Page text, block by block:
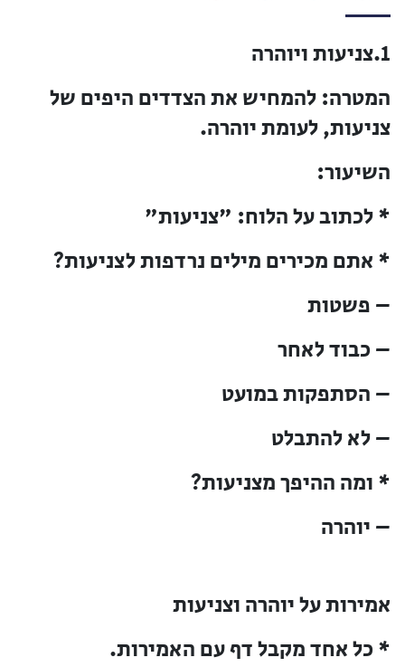
1.צניעות ויוהרה
המטרה: להמחיש את הצדדים היפים של
צניעות, לעומת יוהרה.
השיעור:
* לכתוב על הלוח: "צניעות"
* אתם מכירים מילים נרדפות לצניעות?
– פשטות
– כבוד לאחר
– הסתפקות במועט
– לא להתבלט
* ומה ההיפך מצניעות?
– יוהרה
אמירות על יוהרה וצניעות
* כל אחד מקבל דף עם האמירות.